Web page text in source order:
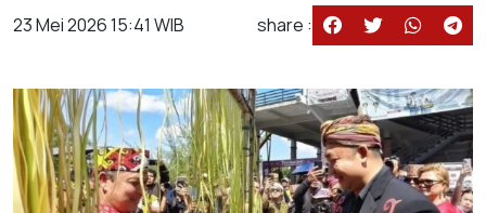
23 Mei 2026 15:41 WIB share :